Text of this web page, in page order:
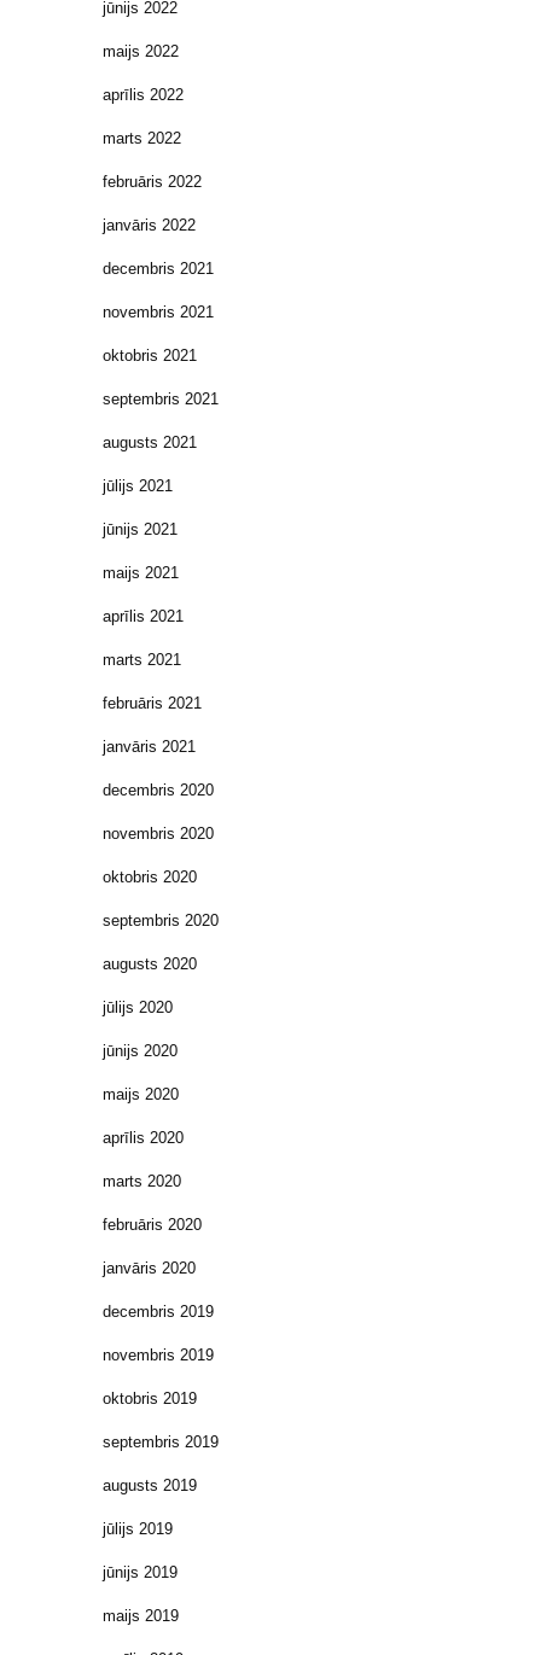
jūnijs 2022
maijs 2022
aprīlis 2022
marts 2022
februāris 2022
janvāris 2022
decembris 2021
novembris 2021
oktobris 2021
septembris 2021
augusts 2021
jūlijs 2021
jūnijs 2021
maijs 2021
aprīlis 2021
marts 2021
februāris 2021
janvāris 2021
decembris 2020
novembris 2020
oktobris 2020
septembris 2020
augusts 2020
jūlijs 2020
jūnijs 2020
maijs 2020
aprīlis 2020
marts 2020
februāris 2020
janvāris 2020
decembris 2019
novembris 2019
oktobris 2019
septembris 2019
augusts 2019
jūlijs 2019
jūnijs 2019
maijs 2019